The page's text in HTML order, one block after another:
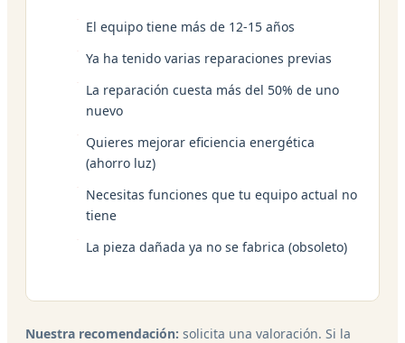
El equipo tiene más de 12-15 años
Ya ha tenido varias reparaciones previas
La reparación cuesta más del 50% de uno
nuevo
Quieres mejorar eficiencia energética
(ahorro luz)
Necesitas funciones que tu equipo actual no
tiene
La pieza dañada ya no se fabrica (obsoleto)
Nuestra recomendación: solicita una valoración. Si la